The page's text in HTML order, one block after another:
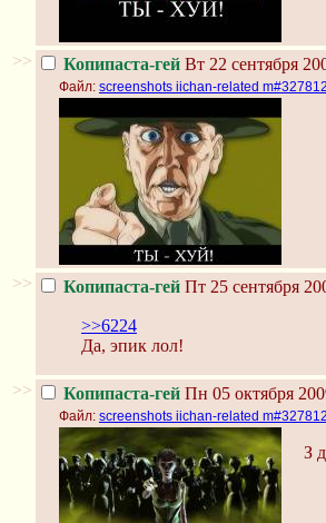
>> Копипаста-гей Вт 22 сентября
Файл: screenshots iichan-related
>> Копипаста-гей Пт 25 сентября
>>6224
Да, эпик лол!
>> Копипаста-гей Пн 05 октября
Файл: screenshots iichan-related
З